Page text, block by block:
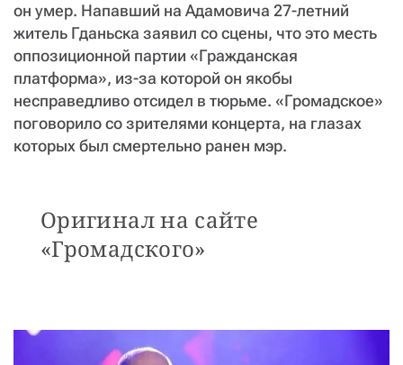
он умер. Напавший на Адамовича 27-летний
житель Гданьска заявил со сцены, что это месть
оппозиционной партии «Гражданская
платформа», из-за которой он якобы
несправедливо отсидел в тюрьме. «Громадское»
поговорило со зрителями концерта, на глазах
которых был смертельно ранен мэр.
Оригинал на сайте
«Громадского»
звоните:
+7 (929) 612-03-68